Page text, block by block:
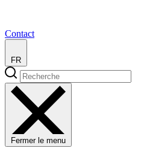
Contact
FR
Fermer le menu